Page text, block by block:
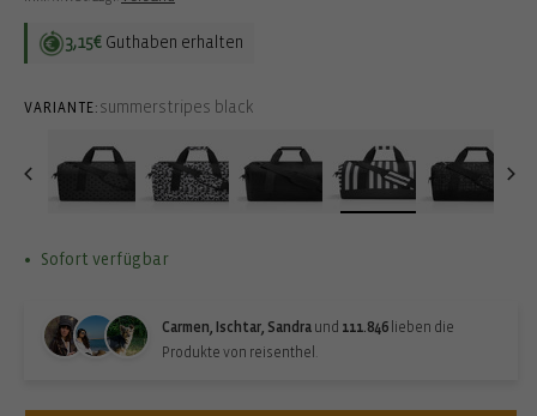
3,15€ Guthaben erhalten
VARIANTE: summerstripes black
Sofort verfügbar
Carmen, Ischtar, Sandra und 111.846 lieben die
Produkte von reisenthel.